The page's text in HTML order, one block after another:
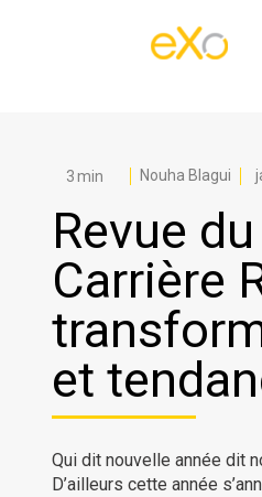
Nouha Blagui
Revue
Carrière
et
Qui dit nouvelle année dit
D’ailleurs cette année